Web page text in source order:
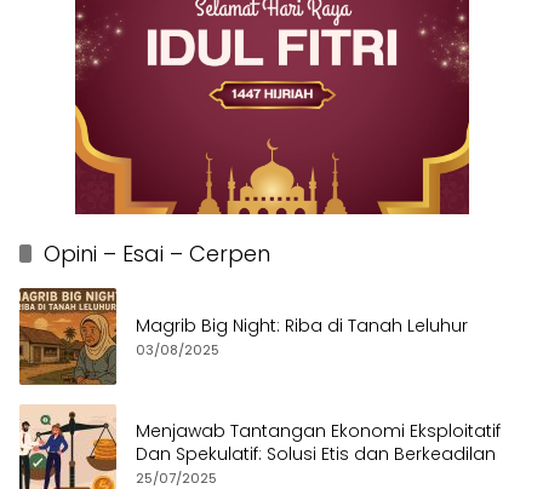
Opini – Esai – Cerpen
Magrib Big Night: Riba di Tanah Leluhur
03/08/2025
Menjawab Tantangan Ekonomi Eksploitatif
Dan Spekulatif: Solusi Etis dan Berkeadilan
25/07/2025